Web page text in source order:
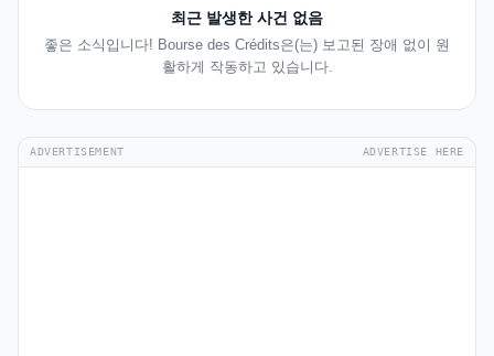
최근 발생한 사건 없음
좋은 소식입니다! Bourse des Crédits은(는) 보고된 장애 없이 원
활하게 작동하고 있습니다.
ADVERTISEMENT ADVERTISE HERE